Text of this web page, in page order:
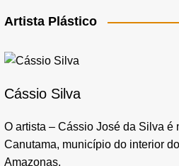
b
o
k
a
Artista Plástico
Cássio Silva
O artista – Cássio José da Silva é
Canutama, município do interior do
Amazonas,